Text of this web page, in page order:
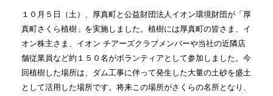
１０月５日（土）、厚真町と公益財団法人イオン環境財団が「厚
真町さくら植樹」を実施しました。植樹には厚真町の皆さま、イ
オン株主さま、イオン チアーズクラブメンバーや当社の近隣店
舗従業員など約１５０名がボランティアとして参加しました。今
回植樹した場所は、ダム工事に伴って発生した大量の土砂を盛土
として活用した場所です。将来この場所がさくらの名所となり、